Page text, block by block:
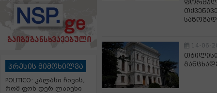
პრესის მიმოხილვა
POLITICO: კალასი ჩივის,
რომ ფონ დერ ლაიენი
14-06-